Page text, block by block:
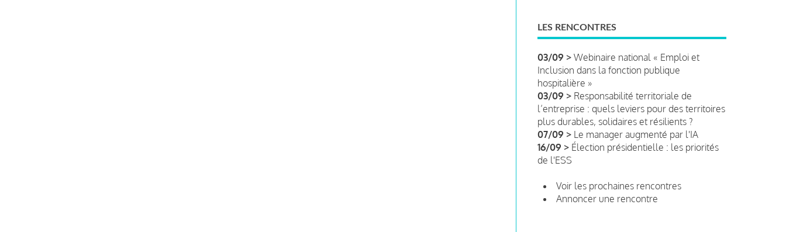
LES RENCONTRES
03/09 > Webinaire national « Emploi et
Inclusion dans la fonction publique
hospitalière »
03/09 > Responsabilité territoriale de
l’entreprise : quels leviers pour des territoires
plus durables, solidaires et résilients ?
07/09 > Le manager augmenté par l'IA
16/09 > Élection présidentielle : les priorités
de l'ESS
Voir les prochaines rencontres
Annoncer une rencontre